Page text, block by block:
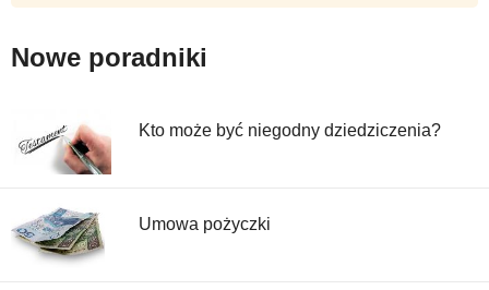
Nowe poradniki
Kto może być niegodny dziedziczenia?
Umowa pożyczki